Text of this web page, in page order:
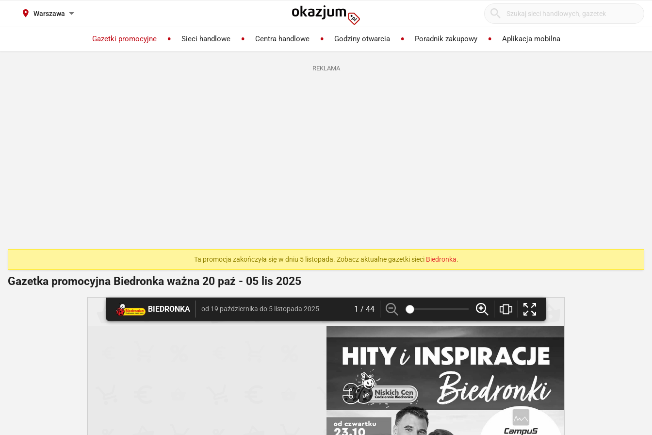
Warszawa
Gazetki promocyjne Sieci handlowe Centra handlowe Godziny otwarcia Poradnik zakupowy Aplikacja mobilna
REKLAMA
Ta promocja zakończyła się w dniu 5 listopada. Zobacz aktualne gazetki sieci Biedronka.
Gazetka promocyjna Biedronka ważna 20 paź - 05 lis 2025
BIEDRONKA od 19 października do 5 listopada 2025 1 / 44